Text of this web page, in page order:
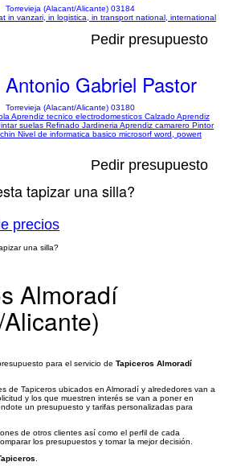
Torrevieja (Alacant/Alicante) 03184
in vanzari, in logistica, in transport national, international
Pedir presupuesto
Antonio Gabriel Pastor
Torrevieja (Alacant/Alicante) 03180
Aprendiz tecnico electrodomesticos Calzado Aprendiz
suelas Refinado Jardineria Aprendiz camarero Pintor
Nivel de informatica basico microsorf word, powert
Pedir presupuesto
tapizar una silla?
precios
Almoradí
para el servicio de Tapiceros Almoradí
de Tapiceros ubicados en Almoradí y alrededores van a
y los que muestren interés se van a poner en
un presupuesto y tarifas personalizadas para
de otros clientes así como el perfil de cada
los presupuestos y tomar la mejor decisión.